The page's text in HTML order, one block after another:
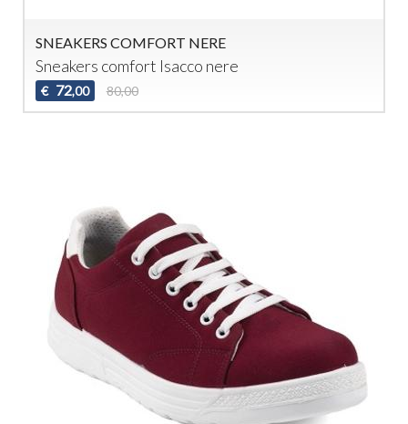
SNEAKERS COMFORT NERE
Sneakers comfort Isacco nere
€ 72,00 80,00